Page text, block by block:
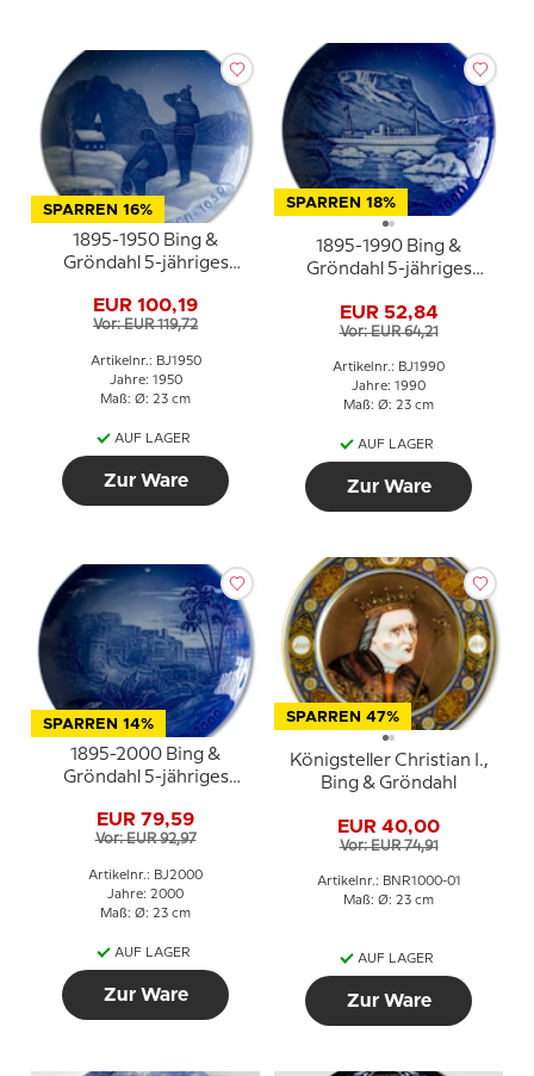
SPARREN 16%
1895-1950 Bing &
Gröndahl 5-jähriges
EUR 100,19
Vor: EUR 119,72
Artikelnr.: BJ1950
Jahre: 1950
Maß: Ø: 23 cm
AUF LAGER
Zur Ware
SPARREN 18%
1895-1990 Bing &
Gröndahl 5-jähriges
EUR 52,84
Vor: EUR 64,21
Artikelnr.: BJ1990
Jahre: 1990
Maß: Ø: 23 cm
AUF LAGER
Zur Ware
SPARREN 14%
1895-2000 Bing &
Gröndahl 5-jähriges
EUR 79,59
Vor: EUR 92,97
Artikelnr.: BJ2000
Jahre: 2000
Maß: Ø: 23 cm
AUF LAGER
Zur Ware
SPARREN 47%
Königsteller Christian I.,
Bing & Gröndahl
EUR 40,00
Vor: EUR 74,91
Artikelnr.: BNR1000-01
Maß: Ø: 23 cm
AUF LAGER
Zur Ware